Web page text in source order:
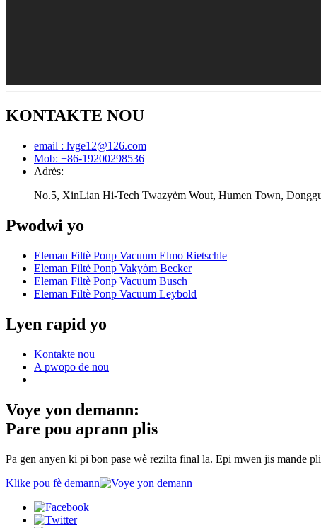
KONTAKTE NOU
email : lvge12@126.com
Mob: +86-19200298536
Adrès:
No.5, XinLian Hi-Tech Twazyèm Wout, Humen Town,
Pwodwi yo
Eleman Filtè Ponp Vacuum Elmo Rietschle
Eleman Filtè Ponp Vakyòm Becker
Eleman Filtè Ponp Vacuum Busch
Eleman Filtè Ponp Vacuum Leybold
Lyen rapid yo
Kontakte nou
A pwopo de nou
Voye yon demann:
Pare pou aprann plis
Pa gen anyen ki pi bon pase wè rezilta final la. Epi mwen jis mande
Klike pou fè demann